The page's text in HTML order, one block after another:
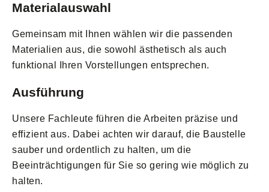
Materialauswahl
Gemeinsam mit Ihnen wählen wir die passenden
Materialien aus, die sowohl ästhetisch als auch
funktional Ihren Vorstellungen entsprechen.
Ausführung
Unsere Fachleute führen die Arbeiten präzise und
effizient aus. Dabei achten wir darauf, die Baustelle
sauber und ordentlich zu halten, um die
Beeinträchtigungen für Sie so gering wie möglich zu
halten.